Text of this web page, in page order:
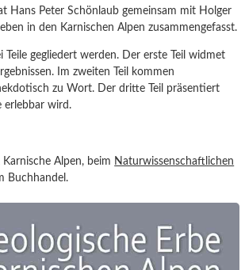
Hans Peter Schönlaub gemeinsam mit Holger
in den Karnischen Alpen zusammengefasst.
Teile gegliedert werden. Der erste Teil widmet
Im zweiten Teil kommen
zu Wort. Der dritte Teil präsentiert
erlebbar wird.
Alpen, beim Naturwissenschaftlichen
Buchhandel.